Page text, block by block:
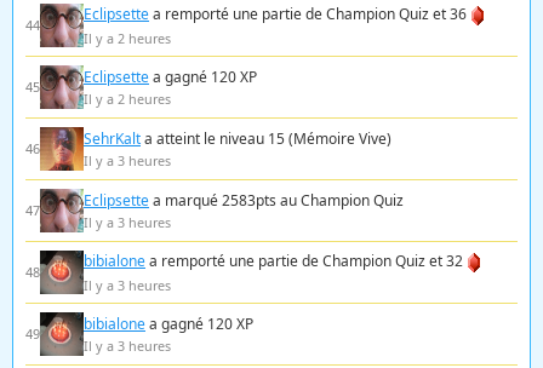
44
Eclipsettea remporté une partie de Champion Quiz et 36
Il y a 2 heures
45 Eclipsettea gagné 120 XP
Il y a 2 heures
46 SehrKalta atteint le niveau 15 (Mémoire Vive)
Il y a 3 heures
47 Eclipsettea marqué 2583pts au Champion Quiz
Il y a 3 heures
48
bibialonea remporté une partie de Champion Quiz et 32
Il y a 3 heures
49 bibialonea gagné 120 XP
Il y a 3 heures